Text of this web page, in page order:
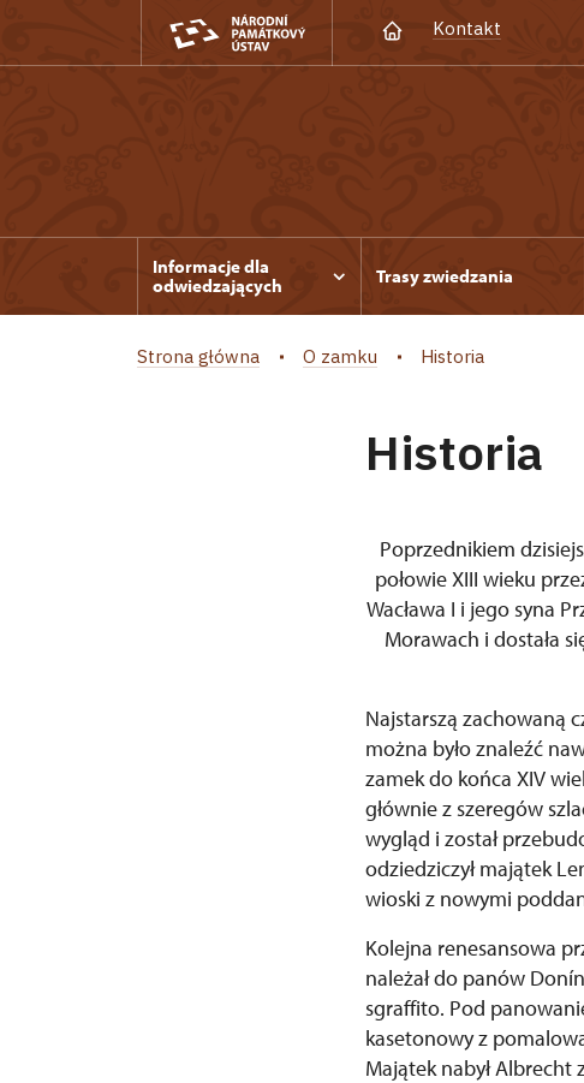
Kontakt
Informacje dla
odwiedzających
Trasy zwiedzania
Strona główna O zamku Historia
Historia
Poprzednikiem
połowie XIII wieku
Wacława I i jego syna
Morawach i dostała
Najstarszą zachowaną
można było znaleźć
zamek do końca XIV
głównie z szeregów
wygląd i został
odziedziczył majątek
wioski z nowymi
Kolejna renesansowa
należał do panów
sgraffito. Pod
kasetonowy z
Majątek nabył Albrecht